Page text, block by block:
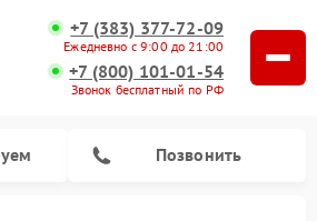
+7 (383) 377-72-09
Ежедневно с 9:00 до 21:00
+7 (800) 101-01-54
Звонок бесплатный по РФ
Позвонить